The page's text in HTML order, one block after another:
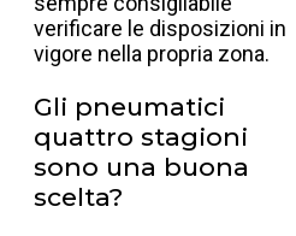
verificare le disposizioni in
vigore nella propria zona.
Gli pneumatici
quattro stagioni
sono una buona
scelta?